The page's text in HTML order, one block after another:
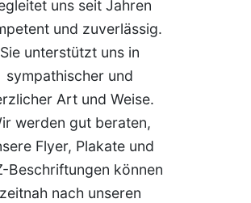
uns seit Jahren
und zuverlässig.
Sie unterstützt uns in
sympathischer und
Art und Weise.
werden gut beraten,
Flyer, Plakate und
Beschriftungen können
zeitnah nach unseren